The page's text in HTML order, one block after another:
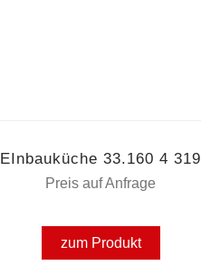
EInbauküche 33.160 4 319
Preis auf Anfrage
zum Produkt